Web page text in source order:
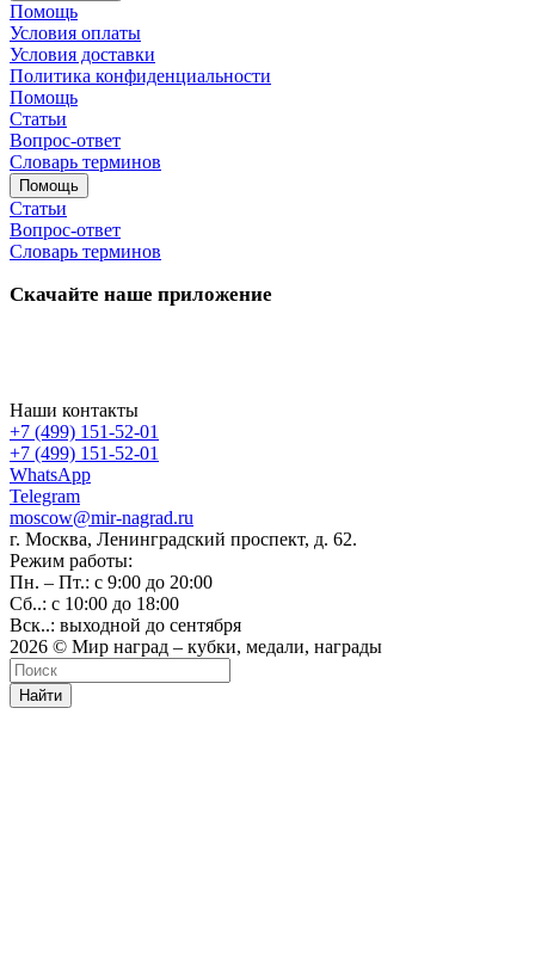
Помощь
Условия оплаты
Условия доставки
Политика конфиденциальности
Помощь
Статьи
Вопрос-ответ
Словарь терминов
Помощь
Статьи
Вопрос-ответ
Словарь терминов
Скачайте наше приложение
Наши контакты
+7 (499) 151-52-01
+7 (499) 151-52-01
WhatsApp
Telegram
moscow@mir-nagrad.ru
г. Москва, Ленинградский проспект, д. 62.
Режим работы:
Пн. – Пт.: с 9:00 до 20:00
Сб..: с 10:00 до 18:00
Вск..: выходной до сентября
2026 © Мир наград – кубки, медали, награды
Найти